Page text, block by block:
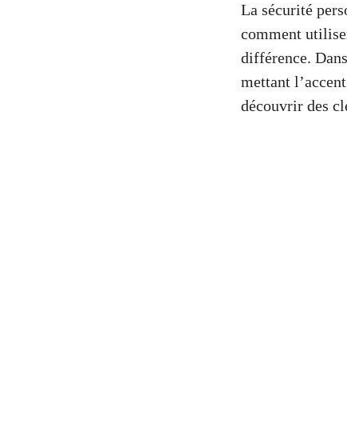
La sécurité
comment
différence.
mettant
découvrir des